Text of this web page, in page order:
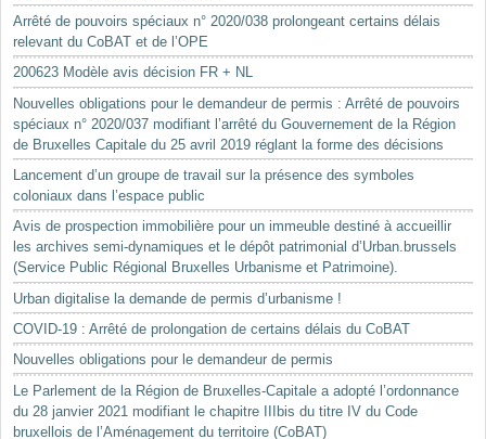
Arrêté de pouvoirs spéciaux n° 2020/038 prolongeant certains délais
relevant du CoBAT et de l’OPE
200623 Modèle avis décision FR + NL
Nouvelles obligations pour le demandeur de permis : Arrêté de pouvoirs
spéciaux n° 2020/037 modifiant l’arrêté du Gouvernement de la Région
de Bruxelles Capitale du 25 avril 2019 réglant la forme des décisions
Lancement d’un groupe de travail sur la présence des symboles
coloniaux dans l’espace public
Avis de prospection immobilière pour un immeuble destiné à accueillir
les archives semi-dynamiques et le dépôt patrimonial d’Urban.brussels
(Service Public Régional Bruxelles Urbanisme et Patrimoine).
Urban digitalise la demande de permis d’urbanisme !
COVID-19 : Arrêté de prolongation de certains délais du CoBAT
Nouvelles obligations pour le demandeur de permis
Le Parlement de la Région de Bruxelles-Capitale a adopté l’ordonnance
du 28 janvier 2021 modifiant le chapitre IIIbis du titre IV du Code
bruxellois de l’Aménagement du territoire (CoBAT)